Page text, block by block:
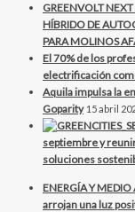
GREENVOLT
HÍBRIDO DE
PARA MOLINOS
El 70% de los
electrificación
Aquila impulsa la
Goparity 15 abril
septiembre y
soluciones
ENERGÍA Y
arrojan una luz